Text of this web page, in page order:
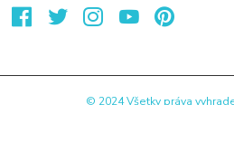
© 2024 Všetky práva